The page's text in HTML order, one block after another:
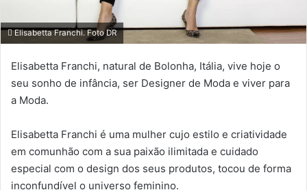
Elisabetta Franchi. Foto DR
Elisabetta Franchi, natural de Bolonha, Itália, vive hoje o
seu sonho de infância, ser Designer de Moda e viver para
a Moda.
Elisabetta Franchi é uma mulher cujo estilo e criatividade
em comunhão com a sua paixão ilimitada e cuidado
especial com o design dos seus produtos, tocou de forma
inconfundível o universo feminino.